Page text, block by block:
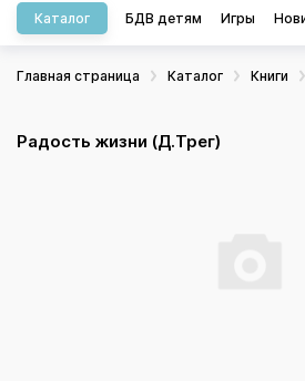
Каталог БДВ детям Игры
Главная страница Каталог Книги
Радость жизни (Д.Трег)